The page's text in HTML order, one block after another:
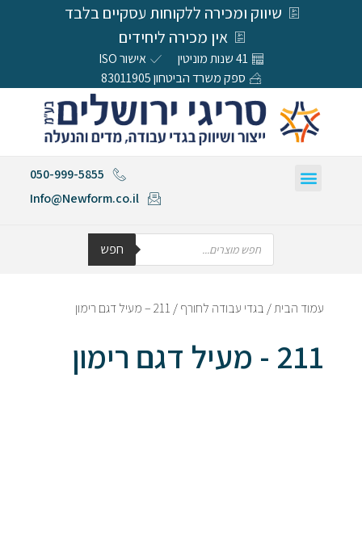
שיווק ומכירה ללקוחות עסקיים בלבד
אין מכירה ליחידים
41 שנות מוניטין
אישור ISO
ספק משרד הביטחון 83011905
050-999-5855
Info@Newform.co.il
חפש
עמוד הבית/ בגדי עבודה לחורף/ 211 – מעיל דגם רימון
211 - מעיל דגם רימון